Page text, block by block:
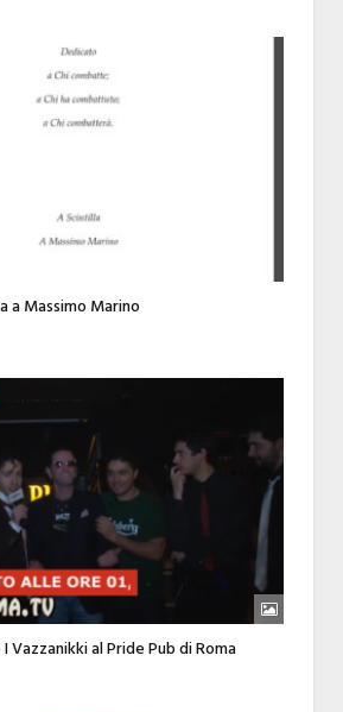
a Massimo Marino
Vazzanikki al Pride Pub di Roma